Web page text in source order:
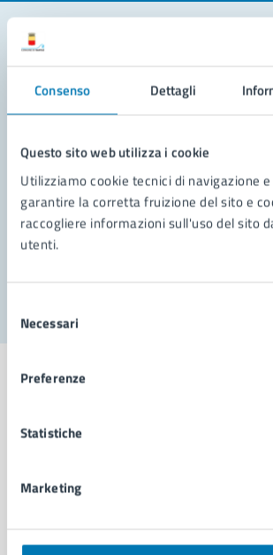
Consenso Dettagli
Questo sito web utilizza i cookie
Utilizziamo cookie tecnici di navigazione
garantire la corretta fruizione del sito e
raccogliere informazioni sull'uso del sito
utenti.
delNecessari
Preferenze
Statistiche
Marketing
Leggi le domande frequenti
Richiedi assistenza
Prenota appuntamento
Problemi in città
Comune di Napoli
AMMINISTRAZIONE
Organi di governo